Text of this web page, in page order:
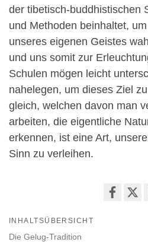
der tibetisch-buddhistischen
und Methoden beinhaltet,
unseres eigenen Geistes
und uns somit zur
Schulen mögen leicht
nahelegen, um dieses Ziel
gleich, welchen davon man
arbeiten, die eigentliche
erkennen, ist eine Art,
Sinn zu verleihen.
INHALTSÜBERSICHT
Die Gelug-Tradition